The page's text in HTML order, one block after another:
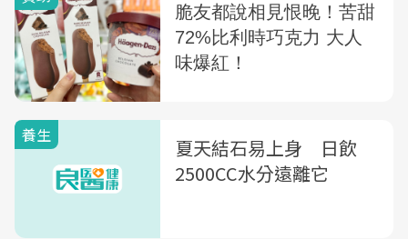
養生
夏天結石易上身 日飲
2500CC水分遠離它